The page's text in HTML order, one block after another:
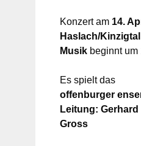
Konzert am 14.
Haslach/Kinzigtal
Musik beginnt um
Es spielt das
offenburger
Leitung:
Gross